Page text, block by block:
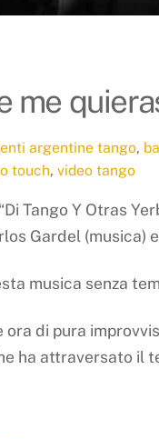
me
argentine tango,
touch,video tango
Tango Y Otras
Gardel (musica)
musica senza
ora di pura
ha attraversato il